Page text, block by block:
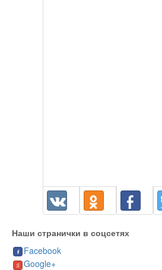
Наши странички в соцсетях
Facebook
Google+